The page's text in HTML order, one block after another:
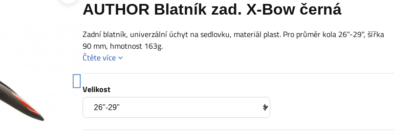
AUTHOR Blatník zad. X-Bow černá
Zadní blatník, univerzální úchyt na sedlovku, materiál plast. Pro průměr kola 26"-29", šířka
90 mm, hmotnost 163g.
Čtěte více
Velikost